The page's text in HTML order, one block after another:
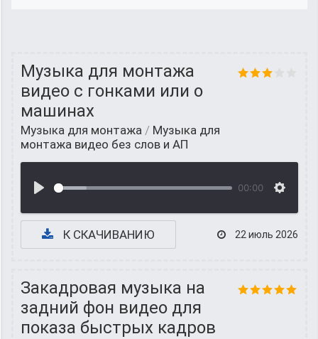
Музыка для монтажа
видео с гонками или о
машинах
Музыка для монтажа / Музыка для
монтажа видео без слов и АП
00:00
К СКАЧИВАНИЮ 22 июль 2026
Закадровая музыка на
задний фон видео для
показа быстрых кадров